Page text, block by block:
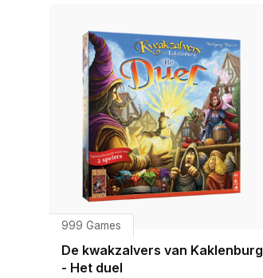
999 Games
De kwakzalvers van Kaklenburg
- Het duel